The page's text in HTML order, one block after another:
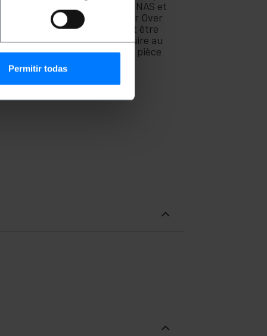
Permitir todas
les disques durs au format NAS et
les appareils PoE (Power Over
débit. Ils peuvent également être
dans le but de réduire au
Fabriqué avec le numéro de pièce